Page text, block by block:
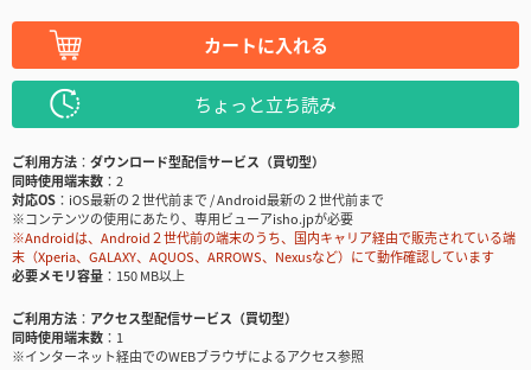
カートに入れる
ちょっと立ち読み
ご利用方法
ダウンロード型配信サービス（買切型）
同時使用端末数
2
対応OS
iOS最新の２世代前まで / Android最新の２世代前まで
※コンテンツの使用にあたり、専用ビューアisho.jpが必要
※Androidは、Android２世代前の端末のうち、国内キャリア経由で販売されている端
末（Xperia、GALAXY、AQUOS、ARROWS、Nexusなど）にて動作確認しています
必要メモリ容量
150 MB以上
ご利用方法
アクセス型配信サービス（買切型）
同時使用端末数
1
※インターネット経由でのWEBブラウザによるアクセス参照